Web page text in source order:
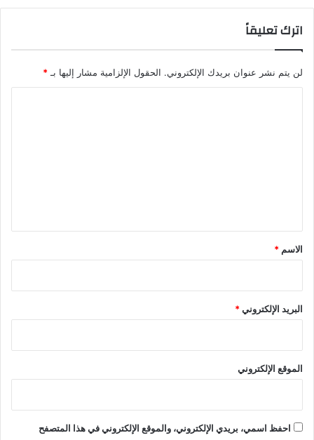
اترك تعليقاً
لن يتم نشر عنوان بريدك الإلكتروني. الحقول الإلزامية مشار إليها بـ *
*
الاسم *
البريد الإلكتروني*
الموقع الإلكتروني
احفظ اسمي، بريدي الإلكتروني، والموقع الإلكتروني في هذا المتصفح